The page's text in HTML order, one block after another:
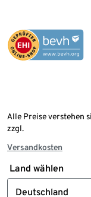
Alle Preise verstehen
zzgl.
Versandkosten
Land wählen
Deutschland